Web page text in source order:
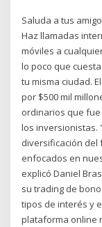
Saluda a tus
Haz llamadas
móviles a
lo poco que
tu misma ciudad.
por $500 mil
ordinarios que
los inversionistas.
diversificación del
enfocados en
explicó Daniel
su trading de
tipos de interés y
plataforma online